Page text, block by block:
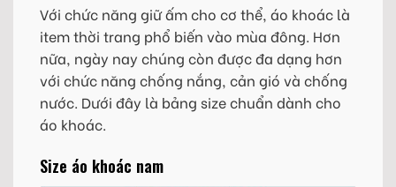
Với chức năng giữ ấm cho cơ thể, áo khoác là
item thời trang phổ biến vào mùa đông. Hơn
nữa, ngày nay chúng còn được đa dạng hơn
với chức năng chống nắng, cản gió và chống
nước. Dưới đây là bảng size chuẩn dành cho
áo khoác.
Size áo khoác nam